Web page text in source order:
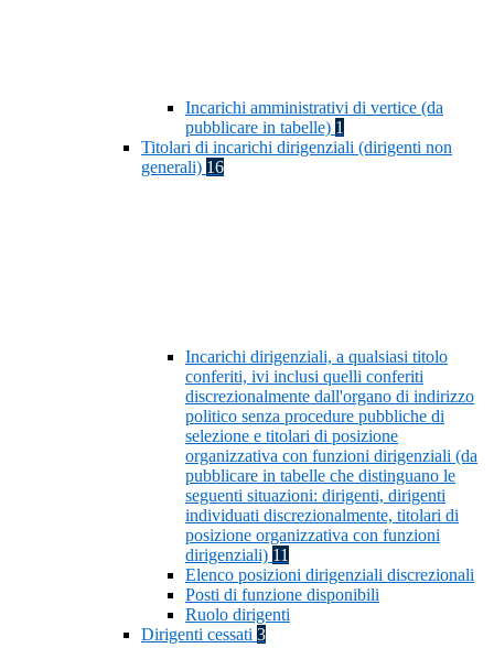
Incarichi amministrativi di vertice (da
pubblicare in tabelle) 1
Titolari di incarichi dirigenziali (dirigenti non
generali) 16
Incarichi dirigenziali, a qualsiasi titolo
conferiti, ivi inclusi quelli conferiti
discrezionalmente dall'organo di indirizzo
politico senza procedure pubbliche di
selezione e titolari di posizione
organizzativa con funzioni dirigenziali (da
pubblicare in tabelle che distinguano le
seguenti situazioni: dirigenti, dirigenti
individuati discrezionalmente, titolari di
posizione organizzativa con funzioni
dirigenziali) 11
Elenco posizioni dirigenziali discrezionali
Posti di funzione disponibili
Ruolo dirigenti
Dirigenti cessati 3